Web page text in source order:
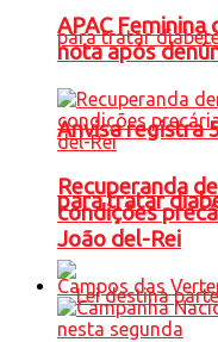
Anvisa registra
para tratar
APAC Feminina
nota após
Recuperanda
condições
João del-Rei
Campos das